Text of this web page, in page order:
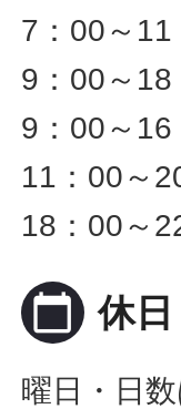
7：00～11
9：00～18
9：00～16
11：00～
18：00～
calendar_today 休
曜日・日